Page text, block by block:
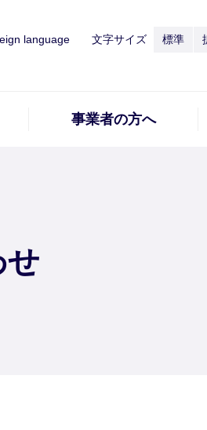
language 文字サイズ 標準
事業者の方へ
せ